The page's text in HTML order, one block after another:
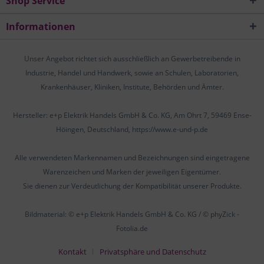
Informationen
Unser Angebot richtet sich ausschließlich an Gewerbetreibende in
Industrie, Handel und Handwerk, sowie an Schulen, Laboratorien,
Krankenhäuser, Kliniken, Institute, Behörden und Ämter.
Hersteller: e+p Elektrik Handels GmbH & Co. KG, Am Ohrt 7, 59469 Ense-
Höingen, Deutschland, https://www.e-und-p.de
Alle verwendeten Markennamen und Bezeichnungen sind eingetragene
Warenzeichen und Marken der jeweiligen Eigentümer.
Sie dienen zur Verdeutlichung der Kompatibilität unserer Produkte.
Bildmaterial: © e+p Elektrik Handels GmbH & Co. KG / © phyZick -
Fotolia.de
Kontakt
Privatsphäre und Datenschutz